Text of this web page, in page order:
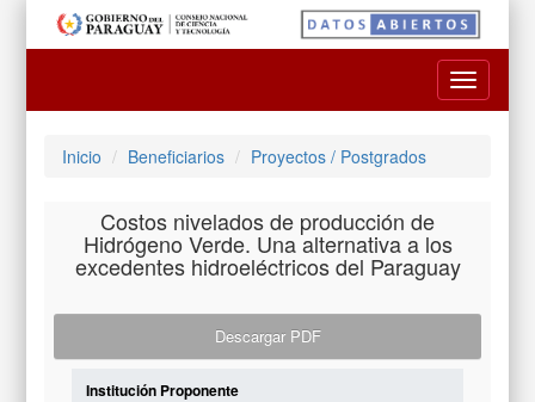
Toggle
Inicio Beneficiarios Proyectos / Postgrados
Costos nivelados de producción de
Hidrógeno Verde. Una alternativa a los
excedentes hidroeléctricos del Paraguay
Descargar PDF
Institución Proponente